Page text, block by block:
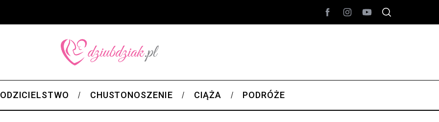
CHUSTONOSZENIE CIĄŻA PODRÓŻE